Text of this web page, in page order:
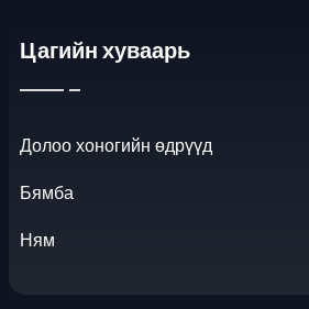
Цагийн хуваарь
Долоо хоногийн өдрүүд
Бямба
Ням